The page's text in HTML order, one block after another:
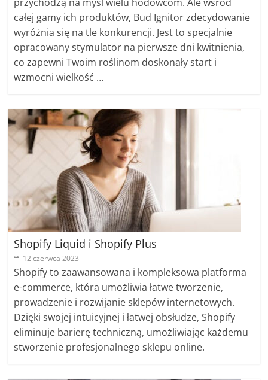
całej gamy ich produktów, Bud Ignitor zdecydowanie
wyróżnia się na tle konkurencji. Jest to specjalnie
opracowany stymulator na pierwsze dni kwitnienia,
co zapewni Twoim roślinom doskonały start i
wzmocni wielkość …
Shopify Liquid i Shopify Plus
12 czerwca 2023
Shopify to zaawansowana i kompleksowa platforma
e-commerce, która umożliwia łatwe tworzenie,
prowadzenie i rozwijanie sklepów internetowych.
Dzięki swojej intuicyjnej i łatwej obsłudze, Shopify
eliminuje barierę techniczną, umożliwiając każdemu
stworzenie profesjonalnego sklepu online.